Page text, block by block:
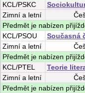
KCL/PSKC
Zimní a letní
Předmět je nabízen
KCL/PSOU
Současná
Zimní a letní
Předmět je nabízen
KCL/PTEL
Teorie
Zimní a letní
Předmět je nabízen